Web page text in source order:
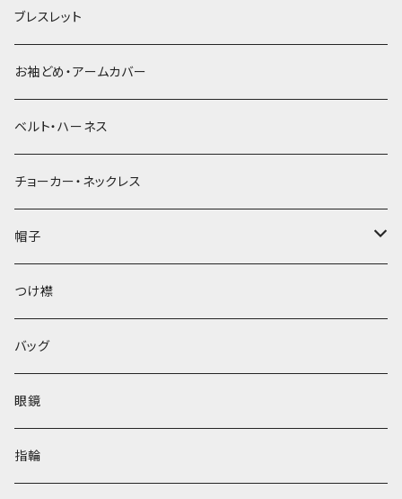
ブレスレット
お袖どめ・アームカバー
ベルト・ハーネス
チョーカー・ネックレス
帽子
ベレー帽
つけ襟
バッグ
眼鏡
指輪